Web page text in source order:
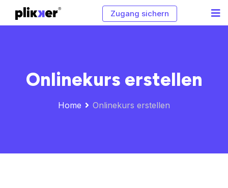
Zugang sichern
Onlinekurs erstellen
Home Onlinekurs erstellen